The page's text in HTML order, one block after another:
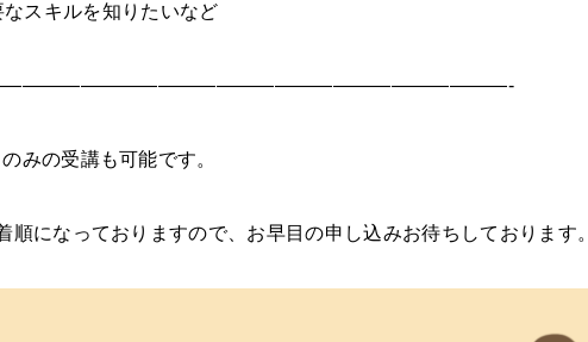
なスキルを知りたいなど
みの受講も可能です。
順になっておりますので、お早目の申し込みお待ちしております。